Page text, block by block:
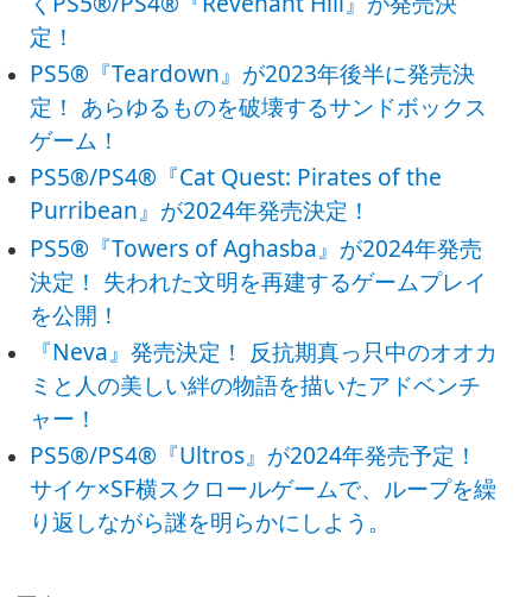
定！
PS5®『Teardown』が2023年後半に発売決
定！ あらゆるものを破壊するサンドボックス
ゲーム！
PS5®/PS4®『Cat Quest: Pirates of the
Purribean』が2024年発売決定！
PS5®『Towers of Aghasba』が2024年発売
決定！ 失われた文明を再建するゲームプレイ
を公開！
『Neva』発売決定！ 反抗期真っ只中のオオカ
ミと人の美しい絆の物語を描いたアドベンチ
ャー！
PS5®/PS4®『Ultros』が2024年発売予定！
サイケ×SF横スクロールゲームで、ループを繰
り返しながら謎を明らかにしよう。